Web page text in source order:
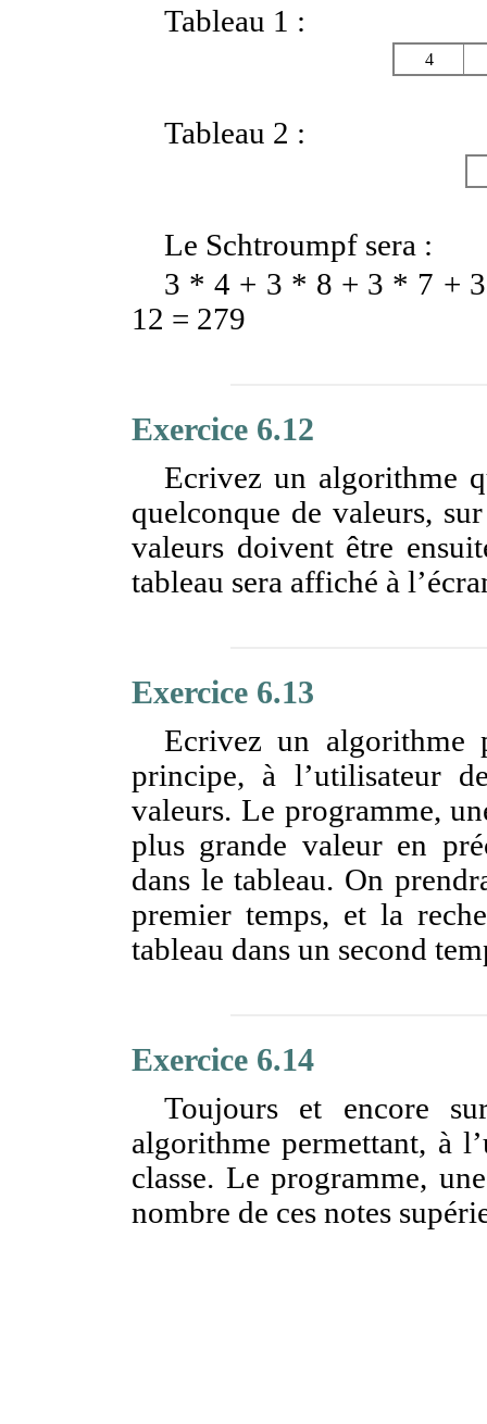
Tableau 1 :
4
Tableau 2 :
Le Schtroumpf sera :
3 * 4 + 3 * 8 + 3 * 7 +
12 = 279
Exercice 6.12
Ecrivez un algorithme
quelconque de valeurs,
valeurs doivent être
tableau sera affiché à
Exercice 6.13
Ecrivez un algorithme
principe, à l’utilisateur
valeurs. Le programme,
plus grande valeur en
dans le tableau. On
premier temps, et la
tableau dans un second
Exercice 6.14
Toujours et encore
algorithme permettant, à
classe. Le programme,
nombre de ces notes